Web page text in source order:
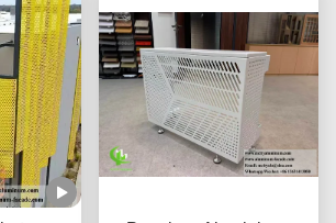
Laser-geschnittenen
Mustern